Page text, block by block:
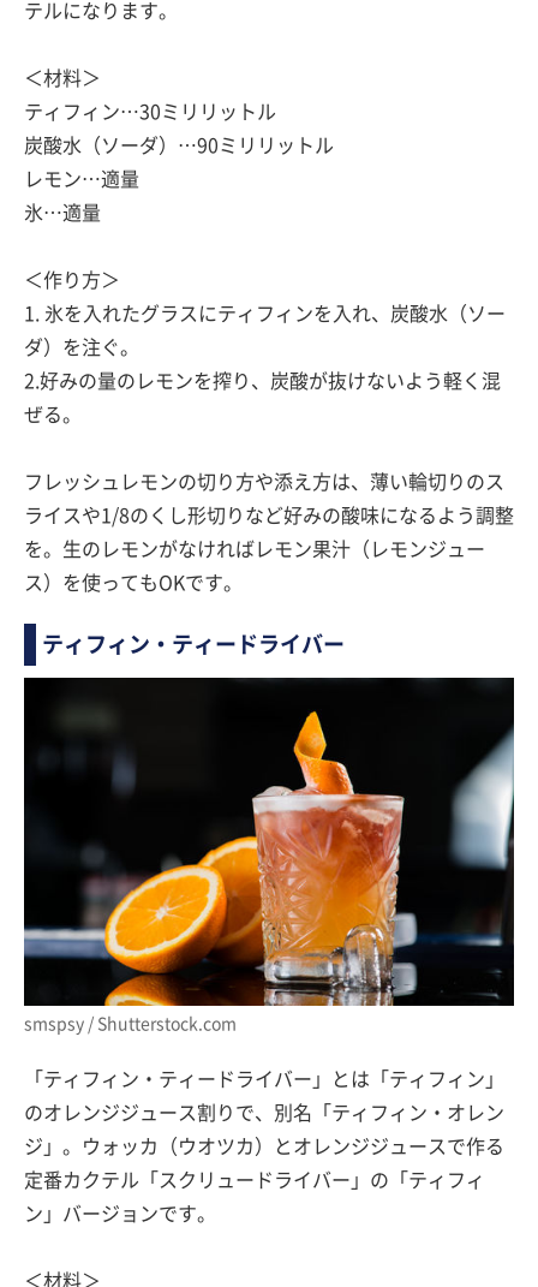
テルになります。
＜材料＞
ティフィン…30ミリリットル
炭酸水（ソーダ）…90ミリリットル
レモン…適量
氷…適量
＜作り方＞
1. 氷を入れたグラスにティフィンを入れ、炭酸水（ソー
ダ）を注ぐ。
2.好みの量のレモンを搾り、炭酸が抜けないよう軽く混
ぜる。
フレッシュレモンの切り方や添え方は、薄い輪切りのス
ライスや1/8のくし形切りなど好みの酸味になるよう調整
を。生のレモンがなければレモン果汁（レモンジュー
ス）を使ってもOKです。
ティフィン・ティードライバー
smspsy / Shutterstock.com
「ティフィン・ティードライバー」とは「ティフィン」
のオレンジジュース割りで、別名「ティフィン・オレン
ジ」。ウォッカ（ウオツカ）とオレンジジュースで作る
定番カクテル「スクリュードライバー」の「ティフィ
ン」バージョンです。
＜材料＞